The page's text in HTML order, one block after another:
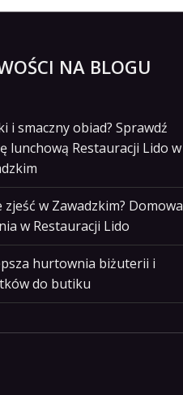
NA BLOGU
i smaczny obiad? Sprawdź
lunchową Restauracji Lido w
zjeść w Zawadzkim? Domowa
w Restauracji Lido
hurtownia biżuterii i
do butiku